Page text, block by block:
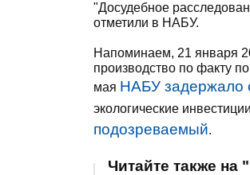
"Досудебное
отметили в НАБУ.
Напоминаем, 21 января
производство по факту
мая НАБУ задержало
экологические
подозреваемый.
Читайте также на